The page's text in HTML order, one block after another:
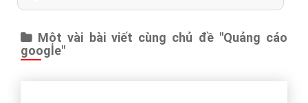
Một vài bài viết cùng chủ đề "Quảng cáo
google"